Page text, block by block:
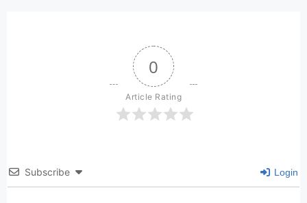
0
Article Rating
Subscribe Login